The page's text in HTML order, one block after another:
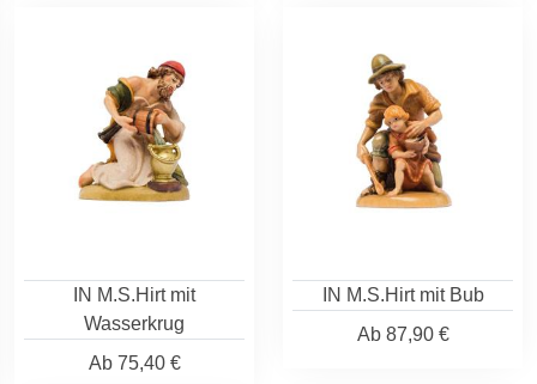
IN M.S.Hirt mit
Wasserkrug
Ab75,40 €
IN M.S.Hirt mit Bub
Ab87,90 €